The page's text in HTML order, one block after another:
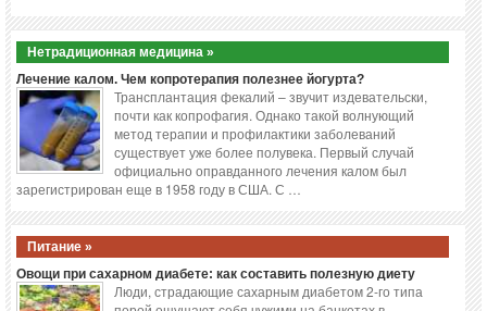
Нетрадиционная медицина »
Лечение калом. Чем копротерапия полезнее йогурта?
Трансплантация фекалий – звучит издевательски,
почти как копрофагия. Однако такой волнующий
метод терапии и профилактики заболеваний
существует уже более полувека. Первый случай
официально оправданного лечения калом был
зарегистрирован еще в 1958 году в США. С …
Питание »
Овощи при сахарном диабете: как составить полезную диету
Люди, страдающие сахарным диабетом 2-го типа